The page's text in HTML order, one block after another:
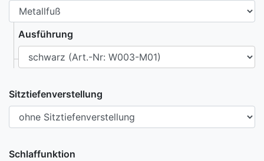
Ausführung
Sitztiefenverstellung
Schlaffunktion